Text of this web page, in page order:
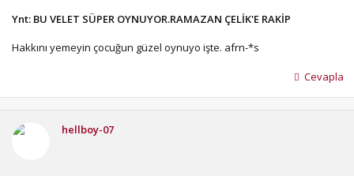
Ynt: BU VELET SÜPER OYNUYOR.RAMAZAN ÇELİK'E RAKİP
Hakkını yemeyin çocuğun güzel oynuyo işte. afrn-*s
Cevapla
hellboy-07